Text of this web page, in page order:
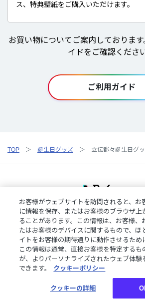
ス、特典壁紙をご購入いただけます。
お買い物についてご案内しておりま
イドをご確認くださ
ご利用ガイド
TOP 誕生日グッズ 立伝都々誕生日グ
ご利用規約プライバシーポリシー
特定
ご利用ガイドよくある質問お問い合わせに
クッキーの詳細
©︎ANYCOLOR, Inc.
お客様がウェブサイトを訪問されると、お
に情報を保存、またはお客様のブラウザ上
ることがあります。この情報は、お客様、
たはお客様のデバイスに関するもので、ほ
イトをお客様の期待通りに動作させるため
この情報は通常、直接お客様を特定するも
が、よりパーソナライズされたウェブ体験
できます。
クッキーポリシー
クッキーの詳細